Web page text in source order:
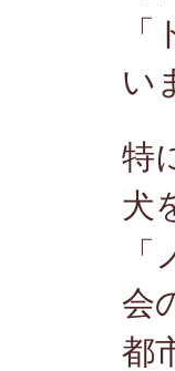
い
特
犬
会
都